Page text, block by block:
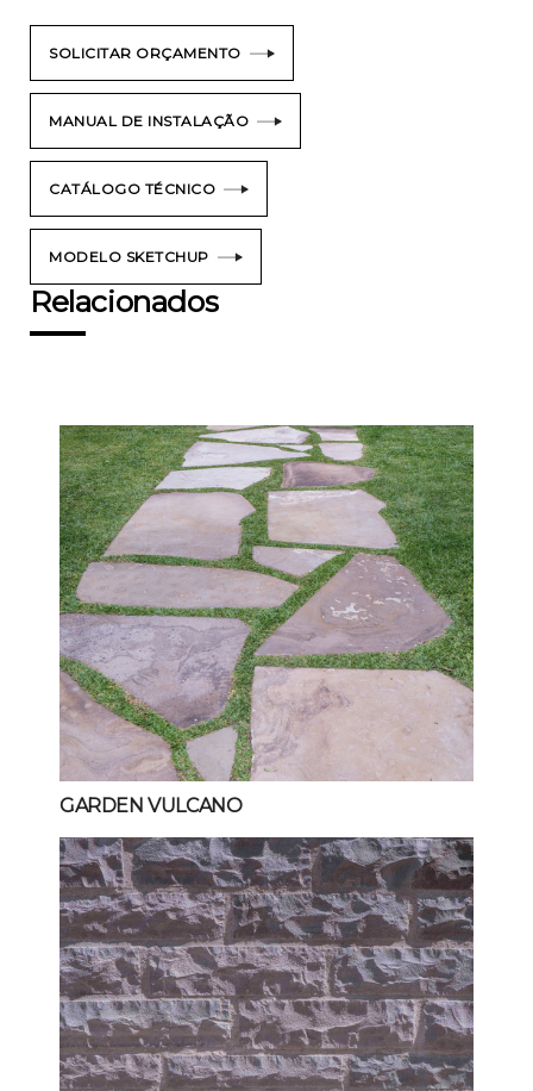
SOLICITAR ORÇAMENTO
MANUAL DE INSTALAÇÃO
CATÁLOGO TÉCNICO
MODELO SKETCHUP
Relacionados
GARDEN VULCANO